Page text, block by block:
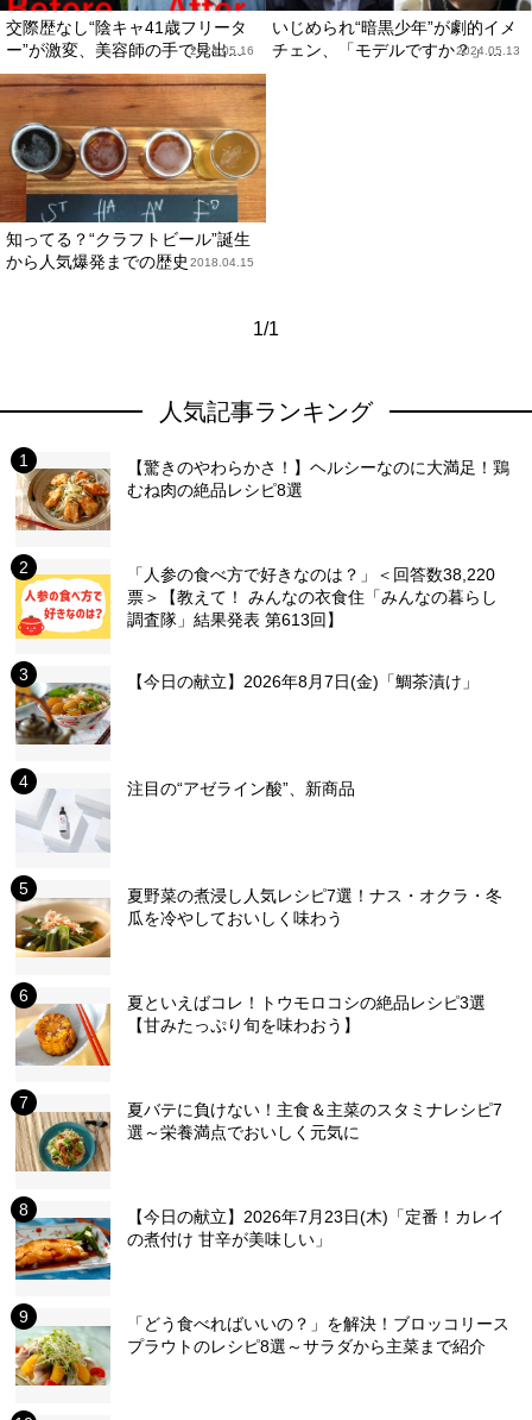
交際歴なし“陰キャ41歳フリータ
ー”が激変、美容師の手で見出...
2024.05.16
いじめられ“暗黒少年”が劇的イメ
チェン、「モデルですか？」...
2024.05.13
知ってる？“クラフトビール”誕生
から人気爆発までの歴史 2018.04.15
1/1
人気記事ランキング
【驚きのやわらかさ！】ヘルシーなのに大満足！鶏
むね肉の絶品レシピ8選
「人参の食べ方で好きなのは？」＜回答数38,220
票＞【教えて！ みんなの衣食住「みんなの暮らし
調査隊」結果発表 第613回】
【今日の献立】2026年8月7日(金)「鯛茶漬け」
注目の“アゼライン酸”、新商品
夏野菜の煮浸し人気レシピ7選！ナス・オクラ・冬
瓜を冷やしておいしく味わう
夏といえばコレ！トウモロコシの絶品レシピ3選
【甘みたっぷり旬を味わおう】
夏バテに負けない！主食＆主菜のスタミナレシピ7
選～栄養満点でおいしく元気に
【今日の献立】2026年7月23日(木)「定番！カレイ
の煮付け 甘辛が美味しい」
「どう食べればいいの？」を解決！ブロッコリース
プラウトのレシピ8選～サラダから主菜まで紹介